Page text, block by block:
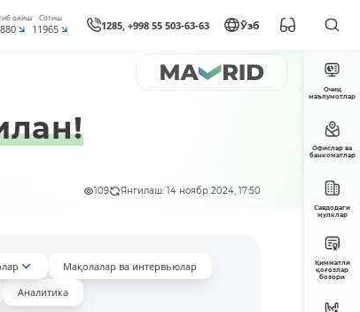
олиш Сотиш
11965 1285, +998 55 503-63-63 Ўзб
109 Янгилаш: 14 ноябр 2024, 17:50
Мақолалар ва интервьюлар
Аналитика
Очиқ
маълумотлар
Офислар ва
банкоматлар
Савдодаги
мулклар
Қимматли
қоғозлар
бозори